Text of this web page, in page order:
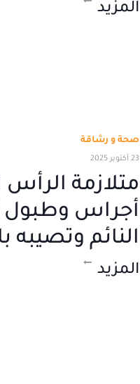
المزيد
صحة و رشاقة
23 أكتوبر 2025
متلازمة الرأس
أجراس
النائم وتصيبه
المزيد